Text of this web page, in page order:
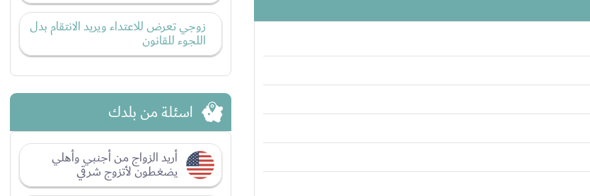
زوجي تعرض للاعتداء ويريد الانتقام بدل
اللجوء للقانون
اسئلة من بلدك
أريد الزواج من أجنبي وأهلي
يضغطون لأتزوج شرقي